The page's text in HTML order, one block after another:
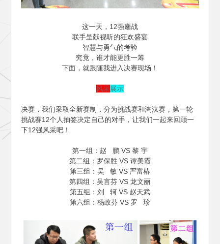
这一天，12强鏖战
联手呈献视听的狂欢盛宴
智慧与勇气的考验
究竟，谁才能更胜一筹
下面，就跟随我进入决赛现场！
风采展示
决赛，我们采取全新赛制，分为挑战赛和淘汰赛，第一轮
挑战赛12个人抽签决定自己的对手，让我们一起来回顾一
下12强风采吧！
第一组：赵 鹏 VS 黎 宇
第二组：罗保胜 VS 谭美霞
第三组：吴 敏 VS 严富椿
第四组：吴言芬 VS 龙文丽
第五组：刘 轲 VS 赵天武
第六组：杨政芬 VS 罗 珍